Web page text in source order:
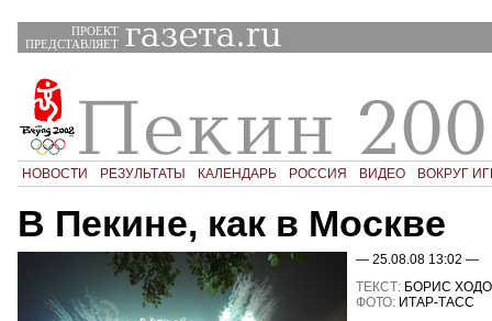
ПРОЕКТ
ПРЕДСТАВЛЯЕТ
НОВОСТИ РЕЗУЛЬТАТЫ КАЛЕНДАРЬ РОССИЯ ВИДЕО ВОКРУГ
В Пекине, как в Москве
— 25.08.08 13:02 —
ТЕКСТ: БОРИС
ФОТО: ИТАР-ТАСС